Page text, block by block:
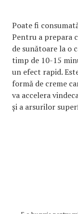
Poate fi
Pentru a prepara
de sunătoare la o
timp de 10-15
un efect rapid.
formă de creme
va accelera
și a arsurilor